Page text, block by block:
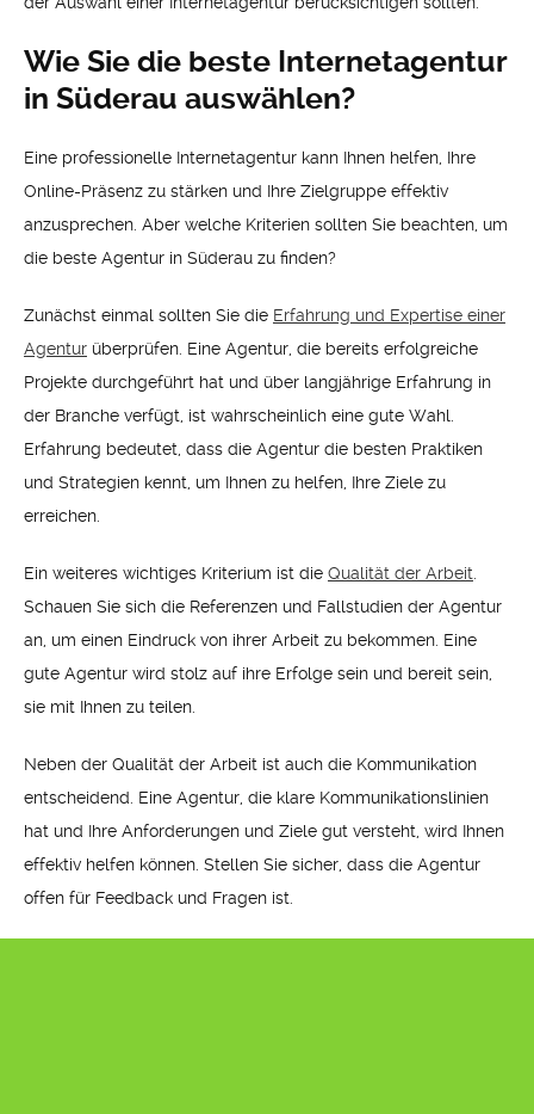
Wie Sie die beste Internetagentur
in Süderau auswählen?
Eine professionelle Internetagentur kann Ihnen helfen, Ihre
Online-Präsenz zu stärken und Ihre Zielgruppe effektiv
anzusprechen. Aber welche Kriterien sollten Sie beachten, um
die beste Agentur in Süderau zu finden?
Zunächst einmal sollten Sie die Erfahrung und Expertise einer
Agentur überprüfen. Eine Agentur, die bereits erfolgreiche
Projekte durchgeführt hat und über langjährige Erfahrung in
der Branche verfügt, ist wahrscheinlich eine gute Wahl.
Erfahrung bedeutet, dass die Agentur die besten Praktiken
und Strategien kennt, um Ihnen zu helfen, Ihre Ziele zu
erreichen.
Ein weiteres wichtiges Kriterium ist die Qualität der Arbeit
Schauen Sie sich die Referenzen und Fallstudien der Agentur
an, um einen Eindruck von ihrer Arbeit zu bekommen. Eine
gute Agentur wird stolz auf ihre Erfolge sein und bereit sein,
sie mit Ihnen zu teilen.
Neben der Qualität der Arbeit ist auch die Kommunikation
entscheidend. Eine Agentur, die klare Kommunikationslinien
hat und Ihre Anforderungen und Ziele gut versteht, wird Ihnen
effektiv helfen können. Stellen Sie sicher, dass die Agentur
offen für Feedback und Fragen ist.